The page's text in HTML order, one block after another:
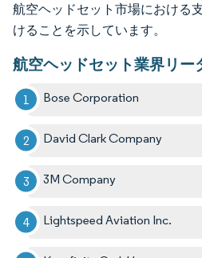
航空ヘッドセット市場における
けることを示しています。
航空ヘッドセット業界リー
Bose Corporation
David Clark Company
3M Company
Lightspeed Aviation Inc.